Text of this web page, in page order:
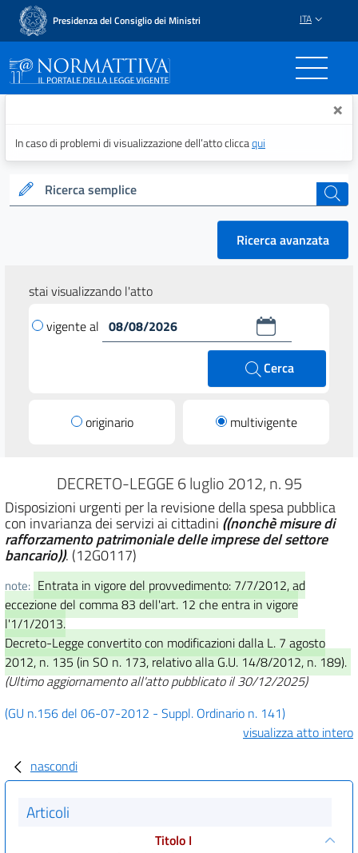
Presidenza del Consiglio dei Ministri ITA
Normattiva - Il portale ×
In caso di problemi di visualizzazione dell’atto cliccaqui
Ricerca semplice cerca
Ricerca avanzata
stai visualizzando l'atto
vigente al
Cerca
originario multivigente
DECRETO-LEGGE 6 luglio 2012, n. 95
Disposizioni urgenti per la revisione della spesa pubblica
con invarianza dei servizi ai cittadini ((nonchè misure di
rafforzamento patrimoniale delle imprese del settore
bancario)). (12G0117)
note: Entrata in vigore del provvedimento: 7/7/2012, ad
eccezione del comma 83 dell'art. 12 che entra in vigore
l'1/1/2013.
Decreto-Legge convertito con modificazioni dalla L. 7 agosto
2012, n. 135 (in SO n. 173, relativo alla G.U. 14/8/2012, n. 189).
(Ultimo aggiornamento all'atto pubblicato il 30/12/2025)
(GU n.156 del 06-07-2012 - Suppl. Ordinario n. 141)
visualizza atto intero
nascondi
Articoli
Titolo I